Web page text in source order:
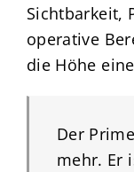
Sichtbarkeit,
operative
die Höhe
Der
mehr. Er